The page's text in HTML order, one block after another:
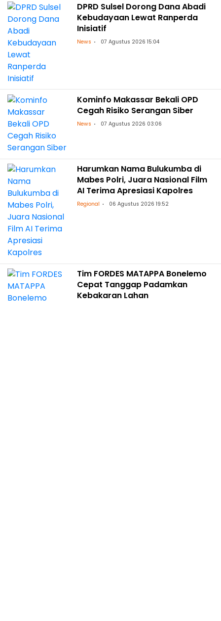
DPRD Sulsel Dorong Dana Abadi
Kebudayaan Lewat Ranperda
Inisiatif
News 07 Agustus 2026 15:04
Kominfo Makassar Bekali OPD
Cegah Risiko Serangan Siber
News 07 Agustus 2026 03:06
Harumkan Nama Bulukumba di
Mabes Polri, Juara Nasional Film
AI Terima Apresiasi Kapolres
Regional 06 Agustus 2026 19:52
Tim FORDES MATAPPA Bonelemo
Cepat Tanggap Padamkan
Kebakaran Lahan